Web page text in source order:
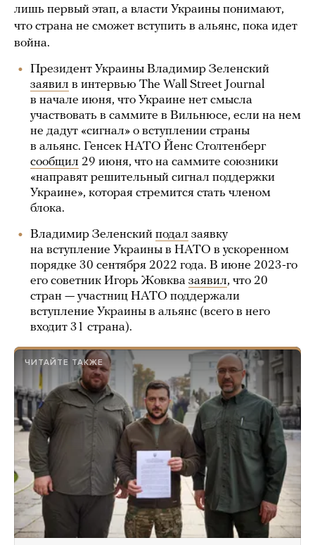
лишь первый этап, а власти Украины понимают,
что страна не сможет вступить в альянс, пока идет
война.
Президент Украины Владимир Зеленский
заявил в интервью The Wall Street Journal
в начале июня, что Украине нет смысла
участвовать в саммите в Вильнюсе, если на нем
не дадут «сигнал» о вступлении страны
в альянс. Генсек НАТО Йенс Столтенберг
сообщил 29 июня, что на саммите союзники
«направят решительный сигнал поддержки
Украине», которая стремится стать членом
блока.
Владимир Зеленский подал заявку
на вступление Украины в НАТО в ускоренном
порядке 30 сентября 2022 года. В июне 2023-го
его советник Игорь Жовква заявил, что 20
стран — участниц НАТО поддержали
вступление Украины в альянс (всего в него
входит 31 страна).
ЧИТАЙТЕ ТАКЖЕ